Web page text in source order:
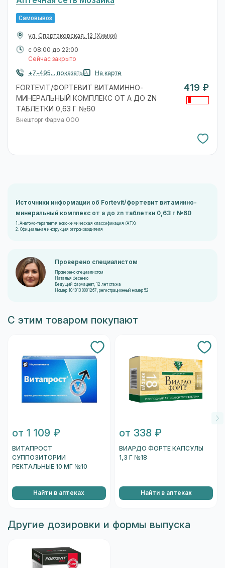
Самовывоз
ул. Спартаковская, 12 (Химки)
с 08:00 до 22:00
Сейчас закрыто
+7-495... показать
На карте
FORTEVIT/ФОРТЕВИТ ВИТАМИННО-
МИНЕРАЛЬНЫЙ КОМПЛЕКС ОТ A ДО ZN
ТАБЛЕТКИ 0,63 Г №60
Внешторг Фарма ООО
419 ₽
Источники информации об Fortevit/фортевит витаминно-
минеральный комплекс от a до zn таблетки 0,63 г №60
1. Анатомо-терапевтическо-химическая классификация (ATX)
2. Официальная инструкция от производителя
Проверено специалистом
Проверено специалистом
Наталья Фесенко
Ведущий фармацевт, 12 лет стажа
Номер 104013 0001267, регистрационный номер 52
С этим товаром покупают
от 1 109 ₽
ВИТАПРОСТ
СУППОЗИТОРИИ
РЕКТАЛЬНЫЕ 10 МГ №10
Найти в аптеках
от 338 ₽
ВИАРДО ФОРТЕ КАПСУЛЫ
1,3 Г №18
Найти в аптеках
Другие дозировки и формы выпуска